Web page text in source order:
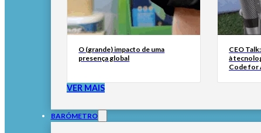
O (grande) impacto de uma
presença global
CEO
à
Code for
VER MAIS
BARÓMETRO